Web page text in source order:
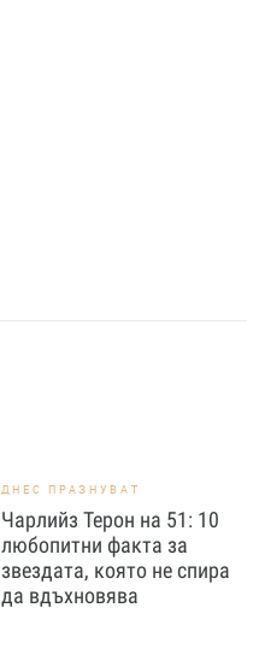
ДНЕС ПРАЗНУВАТ
Чарлийз Терон на 51: 10
любопитни факта за
звездата, която не спира
да вдъхновява